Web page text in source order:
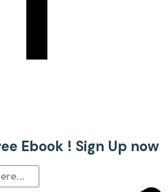
Ebook ! Sign Up now